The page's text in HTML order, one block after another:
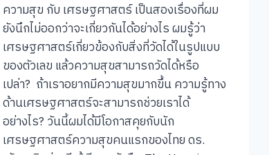
ความสุข กับ เศรษฐศาสตร์ เป็นสองเรื่องที่ผม
ยังนึกไม่ออกว่าจะเกี่ยวกันได้อย่างไร ผมรู้ว่า
เศรษฐศาสตร์เกี่ยวข้องกับสิ่งที่วัดได้ในรูปแบบ
ของตัวเลข แล้วความสุขสามารถวัดได้หรือ
เปล่า? ถ้าเราอยากมีความสุขมากขึ้น ความรู้ทาง
ด้านเศรษฐศาสตร์จะสามารถช่วยเราได้
อย่างไร? วันนี้ผมได้มีโอกาสคุยกับนัก
เศรษฐศาสตร์ความสุขคนแรกของไทย ดร.